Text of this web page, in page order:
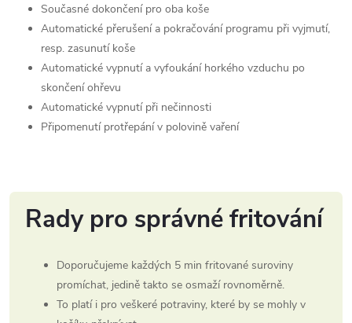
Současné dokončení pro oba koše
Automatické přerušení a pokračování programu při vyjmutí,
resp. zasunutí koše
Automatické vypnutí a vyfoukání horkého vzduchu po
skončení ohřevu
Automatické vypnutí při nečinnosti
Připomenutí protřepání v polovině vaření
Rady pro správné fritování
Doporučujeme každých 5 min fritované suroviny
promíchat, jedině takto se osmaží rovnoměrně.
To platí i pro veškeré potraviny, které by se mohly v